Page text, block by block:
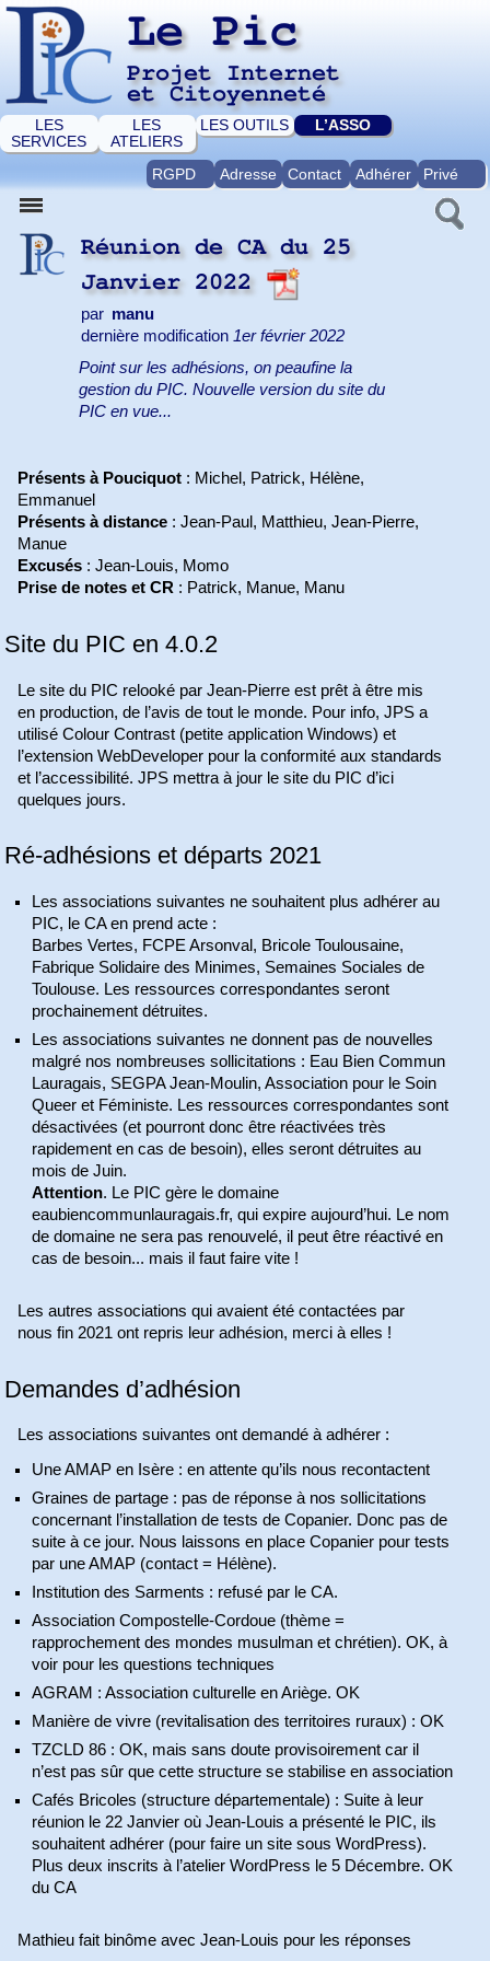
Le Pic
Projet Internet
et Citoyenneté
LES
SERVICES
LES
ATELIERS
LES OUTILS L’ASSO
RGPD Adresse Contact Adhérer Privé
Réunion de CA du 25
Janvier 2022
par manu
dernière modification 1er février 2022
Point sur les adhésions, on peaufine la
gestion du PIC. Nouvelle version du site du
PIC en vue...
Présents à Pouciquot : Michel, Patrick, Hélène,
Emmanuel
Présents à distance : Jean-Paul, Matthieu, Jean-Pierre,
Manue
Excusés : Jean-Louis, Momo
Prise de notes et CR : Patrick, Manue, Manu
Site du PIC en 4.0.2
Le site du PIC relooké par Jean-Pierre est prêt à être mis
en production, de l’avis de tout le monde. Pour info, JPS a
utilisé Colour Contrast (petite application Windows) et
l’extension WebDeveloper pour la conformité aux standards
et l’accessibilité. JPS mettra à jour le site du PIC d’ici
quelques jours.
Ré-adhésions et départs 2021
Les associations suivantes ne souhaitent plus adhérer au
PIC, le CA en prend acte :
Barbes Vertes, FCPE Arsonval, Bricole Toulousaine,
Fabrique Solidaire des Minimes, Semaines Sociales de
Toulouse. Les ressources correspondantes seront
prochainement détruites.
Les associations suivantes ne donnent pas de nouvelles
malgré nos nombreuses sollicitations : Eau Bien Commun
Lauragais, SEGPA Jean-Moulin, Association pour le Soin
Queer et Féministe. Les ressources correspondantes sont
désactivées (et pourront donc être réactivées très
rapidement en cas de besoin), elles seront détruites au
mois de Juin.
Attention. Le PIC gère le domaine
eaubiencommunlauragais.fr, qui expire aujourd’hui. Le nom
de domaine ne sera pas renouvelé, il peut être réactivé en
cas de besoin... mais il faut faire vite !
Les autres associations qui avaient été contactées par
nous fin 2021 ont repris leur adhésion, merci à elles !
Demandes d’adhésion
Les associations suivantes ont demandé à adhérer :
Une AMAP en Isère : en attente qu’ils nous recontactent
Graines de partage : pas de réponse à nos sollicitations
concernant l’installation de tests de Copanier. Donc pas de
suite à ce jour. Nous laissons en place Copanier pour tests
par une AMAP (contact = Hélène).
Institution des Sarments : refusé par le CA.
Association Compostelle-Cordoue (thème =
rapprochement des mondes musulman et chrétien). OK, à
voir pour les questions techniques
AGRAM : Association culturelle en Ariège. OK
Manière de vivre (revitalisation des territoires ruraux) : OK
TZCLD 86 : OK, mais sans doute provisoirement car il
n’est pas sûr que cette structure se stabilise en association
Cafés Bricoles (structure départementale) : Suite à leur
réunion le 22 Janvier où Jean-Louis a présenté le PIC, ils
souhaitent adhérer (pour faire un site sous WordPress).
Plus deux inscrits à l’atelier WordPress le 5 Décembre. OK
du CA
Mathieu fait binôme avec Jean-Louis pour les réponses